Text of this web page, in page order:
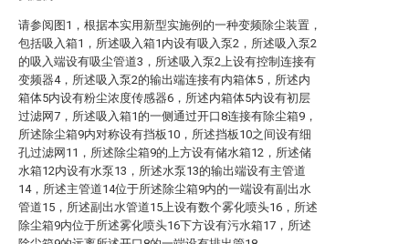
请参阅图1，根据本实用新型实施例的一种变频除尘装置，
包括吸入箱1，所述吸入箱1内设有吸入泵2，所述吸入泵2
的吸入端设有吸尘管道3，所述吸入泵2上设有控制连接有
变频器4，所述吸入泵2的输出端连接有内箱体5，所述内
箱体5内设有粉尘浓度传感器6，所述内箱体5内设有初层
过滤网7，所述吸入箱1的一侧通过开口8连接有除尘箱9，
所述除尘箱9内对称设有挡板10，所述挡板10之间设有细
孔过滤网11，所述除尘箱9的上方设有储水箱12，所述储
水箱12内设有水泵13，所述水泵13的输出端设有主管道
14，所述主管道14位于所述除尘箱9内的一端设有副出水
管道15，所述副出水管道15上设有数个雾化喷头16，所述
除尘箱9内位于所述雾化喷头16下方设有污水箱17，所述